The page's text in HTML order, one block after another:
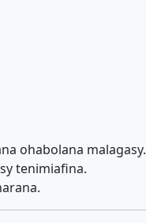
ohabolana malagasy.
tenimiafina.